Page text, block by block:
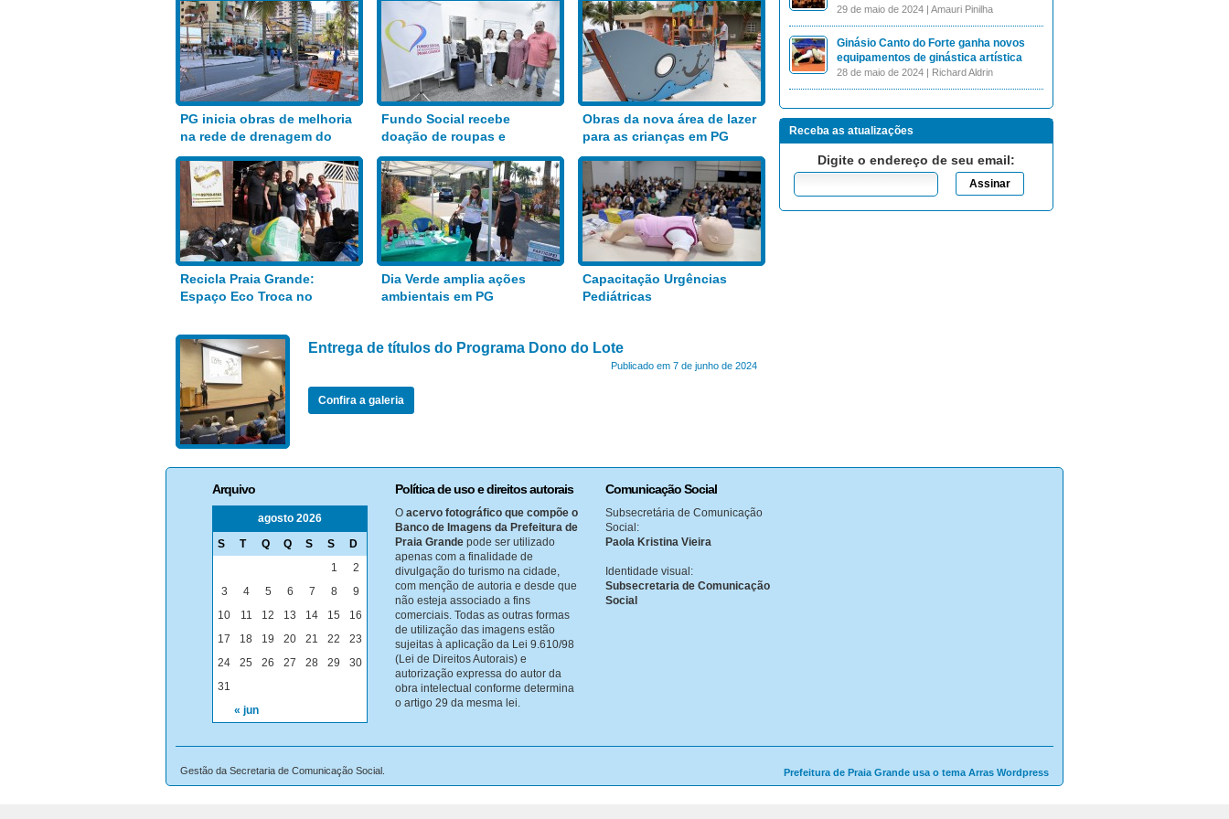
PG inicia obras de melhoria
na rede de drenagem do
Bairro Aviação
Fundo Social recebe
doação de roupas e
alimentos
Obras da nova área de lazer
para as crianças em PG
Recicla Praia Grande:
Espaço Eco Troca no
Dia Verde amplia ações
ambientais em PG
Capacitação Urgências
Pediátricas
Entrega de títulos do Programa Dono do Lote
Publicado em 7 de junho de 2024
Confira a galeria
29 de maio de 2024 | Amauri Pinilha
Ginásio Canto do Forte ganha novos
equipamentos de ginástica artística
28 de maio de 2024 | Richard Aldrin
Receba as atualizações
Digite o endereço de seu email:
Arquivo
agosto 2026
S
T Q Q S S D
« jun
1
2
3
4 5 6 7 8
9
10
11 12 13 14 15
16
17
18 19 20 21 22
23
24
25 26 27 28 29
30
31
Política de uso e direitos autorais
O acervo fotográfico que compõe o
Banco de Imagens da Prefeitura de
Praia Grande pode ser utilizado
apenas com a finalidade de
divulgação do turismo na cidade,
com menção de autoria e desde que
não esteja associado a fins
comerciais. Todas as outras formas
de utilização das imagens estão
sujeitas à aplicação da Lei 9.610/98
(Lei de Direitos Autorais) e
autorização expressa do autor da
obra intelectual conforme determina
o artigo 29 da mesma lei.
Comunicação Social
Subsecretária de Comunicação
Social:
Paola Kristina Vieira
Identidade visual:
Subsecretaria de Comunicação
Social
Prefeitura de Praia Grande usa o tema Arras Wordpress
Gestão da Secretaria de Comunicação Social.